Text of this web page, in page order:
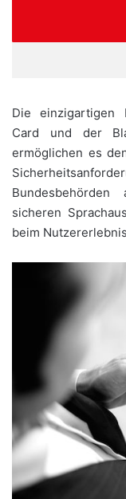
Die einzigartigen
Card und der
ermöglichen es
sicheren
beim